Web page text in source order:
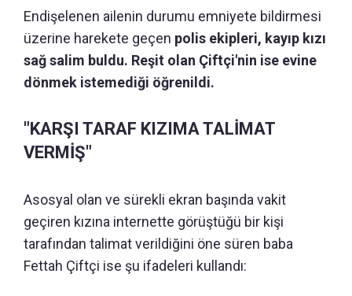
Endişelenen ailenin durumu emniyete bildirmesi
üzerine harekete geçen polis ekipleri, kayıp kızı
sağ salim buldu. Reşit olan Çiftçi'nin ise evine
dönmek istemediği öğrenildi.
"KARŞI TARAF KIZIMA TALİMAT
VERMİŞ"
Asosyal olan ve sürekli ekran başında vakit
geçiren kızına internette görüştüğü bir kişi
tarafından talimat verildiğini öne süren baba
Fettah Çiftçi ise şu ifadeleri kullandı: